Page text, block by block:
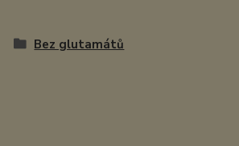
Bez glutamátů